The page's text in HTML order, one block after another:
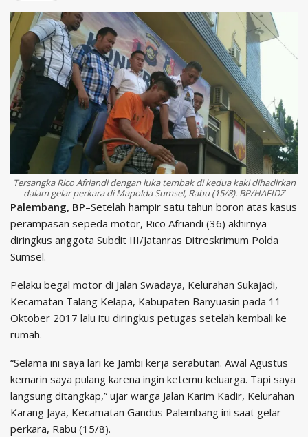
Tersangka Rico Afriandi dengan luka tembak di kedua kaki dihadirkan
dalam gelar perkara di Mapolda Sumsel, Rabu (15/8). BP/HAFIDZ
Palembang, BP–Setelah hampir satu tahun boron atas kasus
perampasan sepeda motor, Rico Afriandi (36) akhirnya
diringkus anggota Subdit III/Jatanras Ditreskrimum Polda
Sumsel.
Pelaku begal motor di Jalan Swadaya, Kelurahan Sukajadi,
Kecamatan Talang Kelapa, Kabupaten Banyuasin pada 11
Oktober 2017 lalu itu diringkus petugas setelah kembali ke
rumah.
“Selama ini saya lari ke Jambi kerja serabutan. Awal Agustus
kemarin saya pulang karena ingin ketemu keluarga. Tapi saya
langsung ditangkap,” ujar warga Jalan Karim Kadir, Kelurahan
Karang Jaya, Kecamatan Gandus Palembang ini saat gelar
perkara, Rabu (15/8).